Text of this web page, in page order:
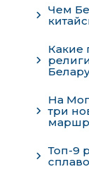
Чем
Какие
На
три
Топ-9